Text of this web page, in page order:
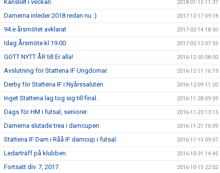
Kansliet i veckan 2018-01-15 11:37
Damerna inleder 2018 redan nu :) 2017-12-17 09:18
94:e årsmötet avklarat 2017-02-14 18:50
Idag Årsmöte kl 19.00. 2017-02-13 07:59
GOTT NYTT ÅR till Er alla! 2016-12-30 08:00
Avslutning för Stattena IF Ungdomar. 2016-12-11 16:19
Derby för Stattena IF i Nyårssaluten. 2016-12-09 11:20
Inget Stattena lag tog sig till final. 2016-11-28 09:59
Dags för HM i futsal, seniorer. 2016-11-23 13:15
Damerna slutade trea i damcupen. 2016-11-21 10:09
Stattena IF Dam i Råå IF damcup i futsal. 2016-11-15 09:07
Ledarträff på klubben. 2016-10-31 14:45
Fortsatt div. 7, 2017. 2016-10-15 22:02